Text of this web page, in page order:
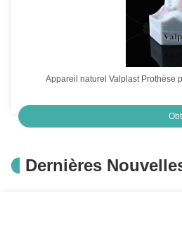
Appareil naturel Valplast Prothèse
Dernières